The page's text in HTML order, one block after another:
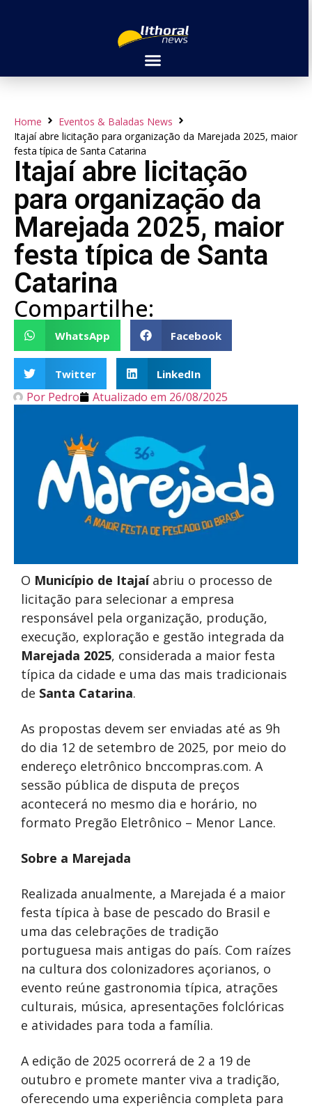
Home
Eventos & Baladas News
Itajaí abre licitação para organização da Marejada 2025, maior
festa típica de Santa Catarina
Itajaí abre licitação
para organização da
Marejada 2025, maior
festa típica de Santa
Catarina
Compartilhe:
WhatsApp Facebook
Twitter LinkedIn
Por Pedro Atualizado em 26/08/2025
O Município de Itajaíabriu o processo de
licitação para selecionar a empresa
responsável pela organização, produção,
execução, exploração e gestão integrada da
Marejada 2025, considerada a maior festa
típica da cidade e uma das mais tradicionais
de Santa Catarina.
As propostas devem ser enviadas até as 9h
do dia 12 de setembro de 2025, por meio do
endereço eletrônico bnccompras.com. A
sessão pública de disputa de preços
acontecerá no mesmo dia e horário, no
formato Pregão Eletrônico – Menor Lance.
Sobre a Marejada
Realizada anualmente, a Marejada é a maior
festa típica à base de pescado do Brasil e
uma das celebrações de tradição
portuguesa mais antigas do país. Com raízes
na cultura dos colonizadores açorianos, o
evento reúne gastronomia típica, atrações
culturais, música, apresentações folclóricas
e atividades para toda a família.
A edição de 2025 ocorrerá de 2 a 19 de
outubro e promete manter viva a tradição,
oferecendo uma experiência completa para